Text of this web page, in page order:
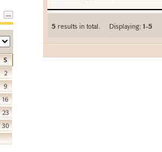
S
2
9
16
23
30
5 results in total. Displaying:1-5